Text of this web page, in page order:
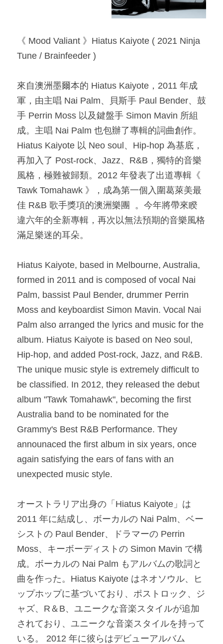
《 Mood Valiant 》Hiatus Kaiyote ( 2021 Ninja
Tune / Brainfeeder )​
來自澳洲墨爾本的 Hiatus Kaiyote，2011 年成
軍，由主唱 Nai Palm、貝斯手 Paul Bender、鼓
手 Perrin Moss 以及鍵盤手 Simon Mavin 所組
成。主唱 Nai Palm 也包辦了專輯的詞曲創作。
Hiatus Kaiyote 以 Neo soul、Hip-hop 為基底，
再加入了 Post-rock、Jazz、R&B，獨特的音樂
風格，極難被歸類。2012 年發表了出道專輯《
Tawk Tomahawk 》，成為第一個入圍葛萊美最
佳 R&B 歌手獎項的澳洲樂團 ​ 。今年將帶來睽
違六年的全新專輯，再次以無法預期的音樂風格
滿足樂迷的耳朵。​
Hiatus Kaiyote, based in Melbourne, Australia,
formed in 2011 and is composed of vocal Nai
Palm, bassist Paul Bender, drummer Perrin
Moss and keyboardist Simon Mavin. Vocal Nai
Palm also arranged the lyrics and music for the
album. Hiatus Kaiyote is based on Neo soul,
Hip-hop, and added Post-rock, Jazz, and R&B.
The unique music style is extremely difficult to
be classified. In 2012, they released the debut
album "Tawk Tomahawk", becoming the first
Australia band to be nominated for the
Grammy's Best R&B Performance. They
announaced the first album in six years, once
again satisfying the ears of fans with an
unexpected music style.​
オーストラリア出身の「Hiatus Kaiyote」は
2011 年に結成し、ボーカルの Nai Palm、ベー
シストの Paul Bender、ドラマーの Perrin
Moss、キーボーディストの Simon Mavin で構
成。ボーカルの Nai Palm もアルバムの歌詞と
曲を作った。Hiatus Kaiyote はネオソウル、ヒ
ップホップに基づいており、ポストロック、ジ
ャズ、R＆B、ユニークな音楽スタイルが追加
されており、ユニークな音楽スタイルを持って
いる。 2012 年に彼らはデビューアルバム